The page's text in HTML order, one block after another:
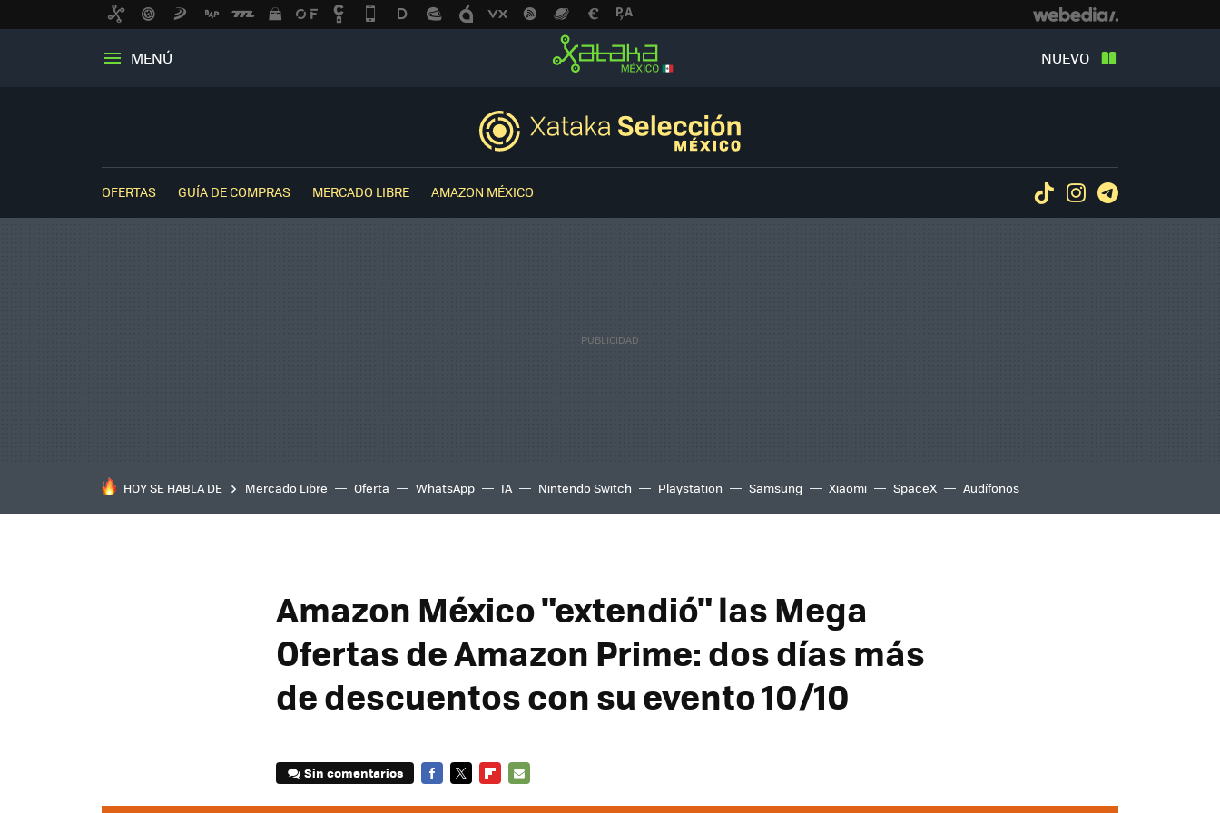
MENÚ NUEVO
OFERTAS GUÍA DE COMPRAS MERCADO LIBRE AMAZON MÉXICO TiktokInstagram
HOY SE HABLA DE Mercado Libre Oferta WhatsApp IA Nintendo Switch Playstation Samsung Xiaomi SpaceX Audífonos
Amazon México "extendió" las Mega
Ofertas de Amazon Prime: dos días más
de descuentos con su evento 10/10
Sin comentarios